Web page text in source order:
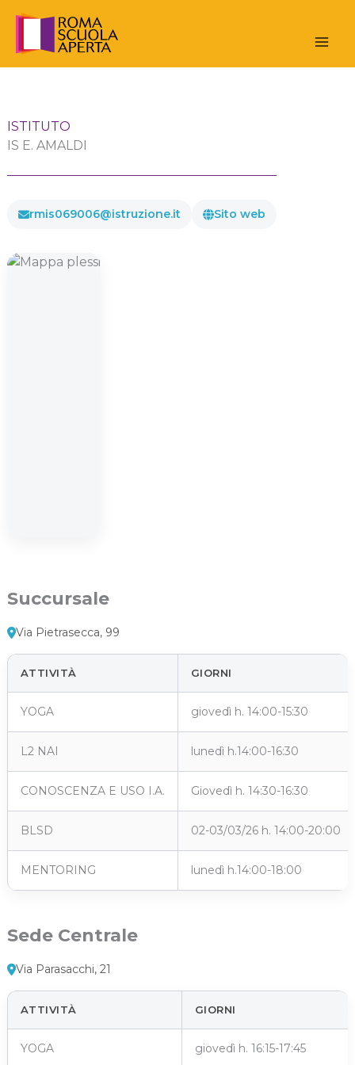
contenuto
ISTITUTO
IS E. AMALDI
rmis069006@istruzione.it Sito web
Succursale
Via Pietrasecca, 99
ATTIVITÀ GIORNI
YOGA giovedì h. 14:00-15:30
L2 NAI lunedì h.14:00-16:30
CONOSCENZA E USO I.A. Giovedì h. 14:30-16:30
BLSD 02-03/03/26 h. 14:00-20:00
MENTORING lunedì h.14:00-18:00
Sede Centrale
Via Parasacchi, 21
ATTIVITÀ GIORNI
YOGA giovedì h. 16:15-17:45